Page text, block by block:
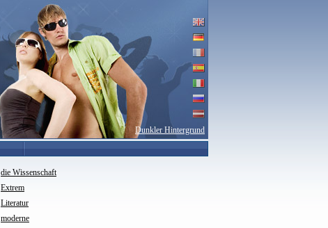
Dunkler Hintergrund
die Wissenschaft
Extrem
Literatur
moderne